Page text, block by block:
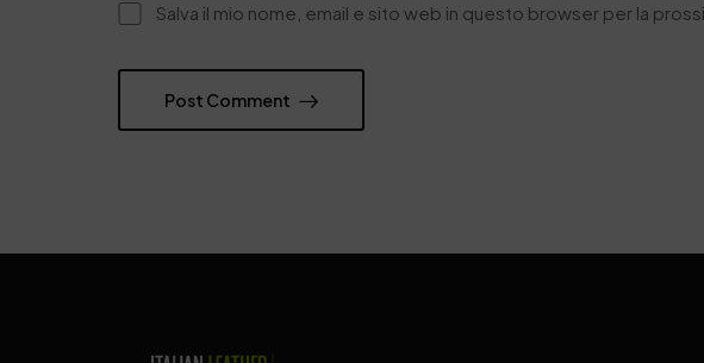
Salva il mio nome, email e sito web in questo browser per la
Post Comment